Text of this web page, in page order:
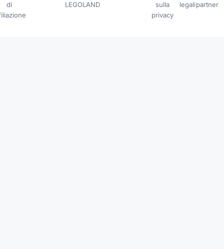
di
LEGOLAND
sulla
privacy
legalipartner